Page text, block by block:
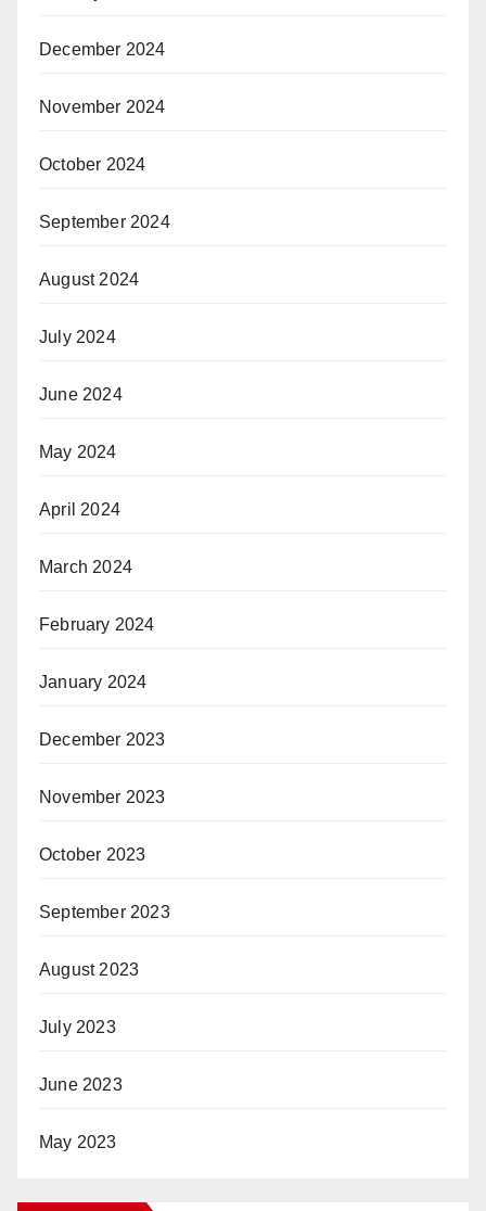
December 2024
November 2024
October 2024
September 2024
August 2024
July 2024
June 2024
May 2024
April 2024
March 2024
February 2024
January 2024
December 2023
November 2023
October 2023
September 2023
August 2023
July 2023
June 2023
May 2023